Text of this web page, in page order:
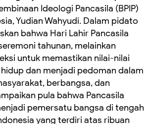
Ideologi Pancasila (BPIP)
Yudian Wahyudi. Dalam pidato
bahwa Hari Lahir Pancasila
tahunan, melainkan
untuk memastikan nilai-nilai
dan menjadi pedoman dalam
berbangsa, dan
pula bahwa Pancasila
pemersatu bangsa di tengah
yang terdiri atas ribuan